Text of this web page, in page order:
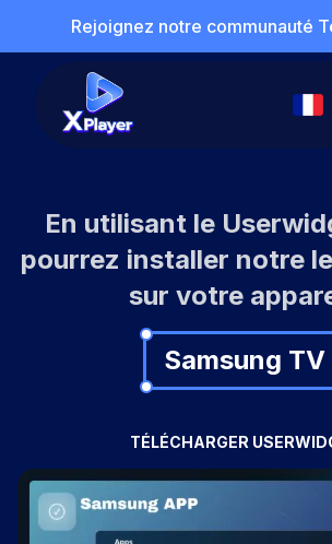
Rejoignez notre communauté
En utilisant le
pourrez installer notre
sur votre
Samsung TV
TÉLÉCHARGER